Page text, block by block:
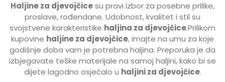
Haljine za djevojčicesu pravi izbor za posebne prilike,
proslave, rođendane. Udobnost, kvalitet i stil su
svojstvene karakteristike haljina za djevojčice.Prilikom
kupovine haljine za djevojčice, imajte na umu za koje
godišnje doba vam je potrebna haljina. Preporuka je da
izbjegavate teške materijale na samoj haljini, kako bi se
dijete lagodno osjećalo u haljini za djevojčice.